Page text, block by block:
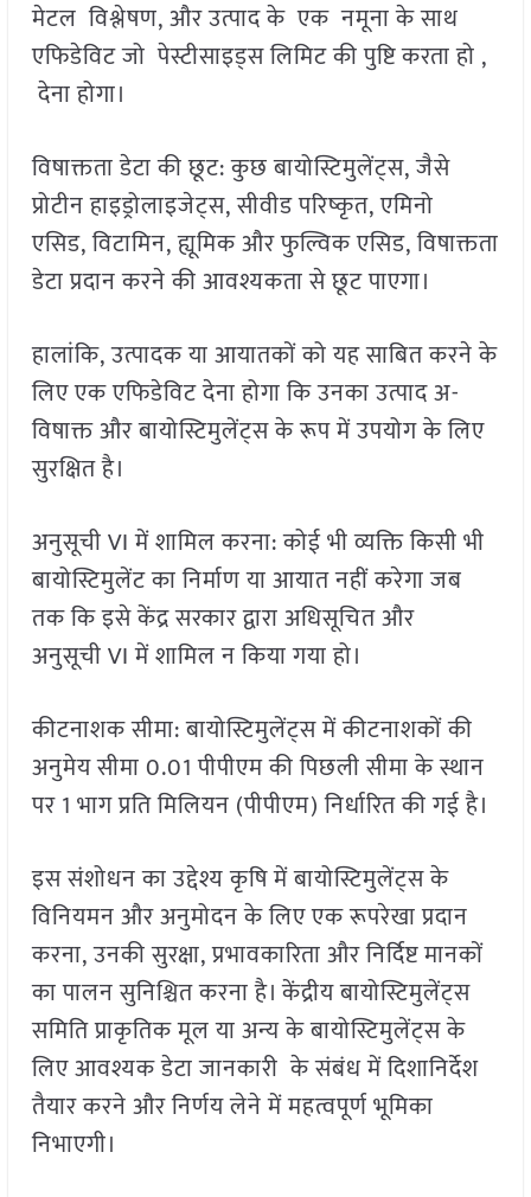
मेटल विश्लेषण, और उत्पाद के एक नमूना के साथ
एफिडेविट जो पेस्टीसाइड्स लिमिट की पुष्टि करता हो ,
देना होगा।
विषाक्तता डेटा की छूट: कुछ बायोस्टिमुलेंट्स, जैसे
प्रोटीन हाइड्रोलाइजेट्स, सीवीड परिष्कृत, एमिनो
एसिड, विटामिन, ह्यूमिक और फुल्विक एसिड, विषाक्तता
डेटा प्रदान करने की आवश्यकता से छूट पाएगा।
हालांकि, उत्पादक या आयातकों को यह साबित करने के
लिए एक एफिडेविट देना होगा कि उनका उत्पाद अ-
विषाक्त और बायोस्टिमुलेंट्स के रूप में उपयोग के लिए
सुरक्षित है।
अनुसूची VI में शामिल करना: कोई भी व्यक्ति किसी भी
बायोस्टिमुलेंट का निर्माण या आयात नहीं करेगा जब
तक कि इसे केंद्र सरकार द्वारा अधिसूचित और
अनुसूची VI में शामिल न किया गया हो।
कीटनाशक सीमा: बायोस्टिमुलेंट्स में कीटनाशकों की
अनुमेय सीमा 0.01 पीपीएम की पिछली सीमा के स्थान
पर 1 भाग प्रति मिलियन (पीपीएम) निर्धारित की गई है।
इस संशोधन का उद्देश्य कृषि में बायोस्टिमुलेंट्स के
विनियमन और अनुमोदन के लिए एक रूपरेखा प्रदान
करना, उनकी सुरक्षा, प्रभावकारिता और निर्दिष्ट मानकों
का पालन सुनिश्चित करना है। केंद्रीय बायोस्टिमुलेंट्स
समिति प्राकृतिक मूल या अन्य के बायोस्टिमुलेंट्स के
लिए आवश्यक डेटा जानकारी के संबंध में दिशानिर्देश
तैयार करने और निर्णय लेने में महत्वपूर्ण भूमिका
निभाएगी।